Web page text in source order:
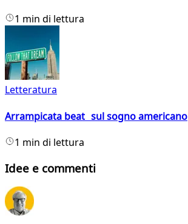
1 min di lettura
Letteratura
Arrampicata beat sul sogno americano
1 min di lettura
Idee e commenti